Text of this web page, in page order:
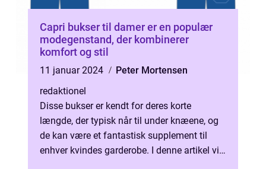
Capri bukser til damer er en populær
modegenstand, der kombinerer
komfort og stil
11 januar 2024
Peter Mortensen
redaktionel
Disse bukser er kendt for deres korte
længde, der typisk når til under knæene, og
de kan være et fantastisk supplement til
enhver kvindes garderobe. I denne artikel vil